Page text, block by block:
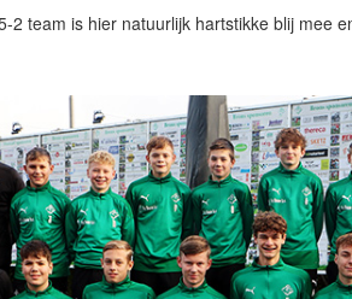
2 team is hier natuurlijk hartstikke blij mee